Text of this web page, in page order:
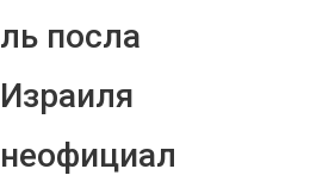
ль посла
Израиля
неофициал